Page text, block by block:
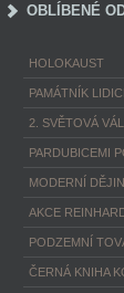
OBLÍBENÉ
HOLOKAUST
PAMÁTNÍK
2. SVĚTOVÁ
PARDUBICEMI
MODERNÍ
AKCE
PODZEMNÍ
ČERNÁ KNIHA